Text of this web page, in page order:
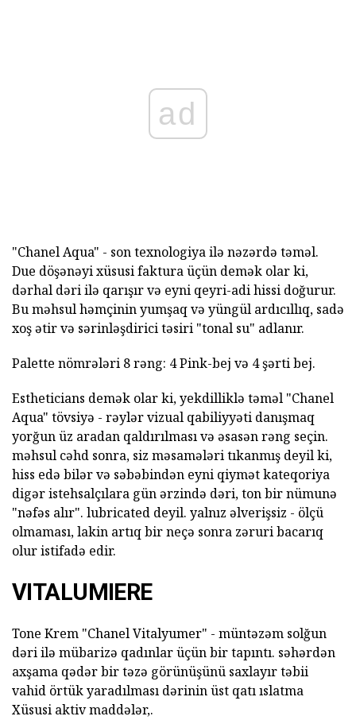
ad
"Chanel Aqua" - son texnologiya ilə nəzərdə təməl.
Due döşənəyi xüsusi faktura üçün demək olar ki,
dərhal dəri ilə qarışır və eyni qeyri-adi hissi doğurur.
Bu məhsul həmçinin yumşaq və yüngül ardıcıllıq, sadə
xoş ətir və sərinləşdirici təsiri "tonal su" adlanır.
Palette nömrələri 8 rəng: 4 Pink-bej və 4 şərti bej.
Estheticians demək olar ki, yekdilliklə təməl "Chanel
Aqua" tövsiyə - rəylər vizual qabiliyyəti danışmaq
yorğun üz aradan qaldırılması və əsasən rəng seçin.
məhsul cəhd sonra, siz məsamələri tıkanmış deyil ki,
hiss edə bilər və səbəbindən eyni qiymət kateqoriya
digər istehsalçılara gün ərzində dəri, ton bir nümunə
"nəfəs alır". lubricated deyil. yalnız əlverişsiz - ölçü
olmaması, lakin artıq bir neçə sonra zəruri bacarıq
olur istifadə edir.
VITALUMIERE
Tone Krem "Chanel Vitalyumer" - müntəzəm solğun
dəri ilə mübarizə qadınlar üçün bir tapıntı. səhərdən
axşama qədər bir təzə görünüşünü saxlayır təbii
vahid örtük yaradılması dərinin üst qatı ıslatma
Xüsusi aktiv maddələr,.